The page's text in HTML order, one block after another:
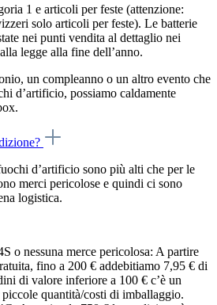
1 e articoli per feste (attenzione:
solo articoli per feste). Le batterie
nei punti vendita al dettaglio nei
legge alla fine dell’anno.
un compleanno o un altro evento che
d’artificio, possiamo caldamente
d’artificio sono più alti che per le
merci pericolose e quindi ci sono
logistica.
o nessuna merce pericolosa: A partire
fino a 200 € addebitiamo 7,95 € di
di valore inferiore a 100 € c’è un
quantità/costi di imballaggio.